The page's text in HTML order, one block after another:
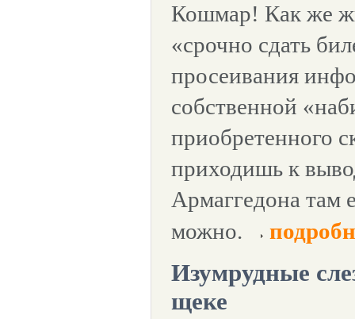
Кошмар! Как же
«срочно сдать
просеивания
собственной
приобретенного
приходишь к
Армаггедона там
можно.
Изумрудные
щеке